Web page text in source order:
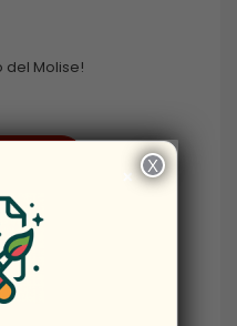
del Molise!
× X